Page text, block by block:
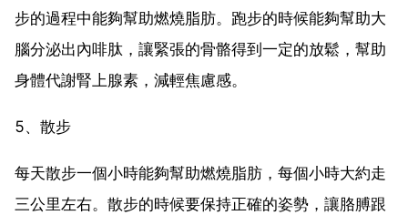
步的過程中能夠幫助燃燒脂肪。跑步的時候能夠幫助大
腦分泌出內啡肽，讓緊張的骨骼得到一定的放鬆，幫助
身體代謝腎上腺素，減輕焦慮感。
5、散步
每天散步一個小時能夠幫助燃燒脂肪，每個小時大約走
三公里左右。散步的時候要保持正確的姿勢，讓胳膊跟